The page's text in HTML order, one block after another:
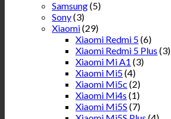
Samsung(5)
Sony(3)
Xiaomi(29)
Xiaomi Redmi 5(6)
Xiaomi Redmi 5 Plus (3)
Xiaomi Mi A1 (3)
Xiaomi Mi5(4)
Xiaomi Mi5c (2)
Xiaomi Mi4s (1)
Xiaomi Mi5S (7)